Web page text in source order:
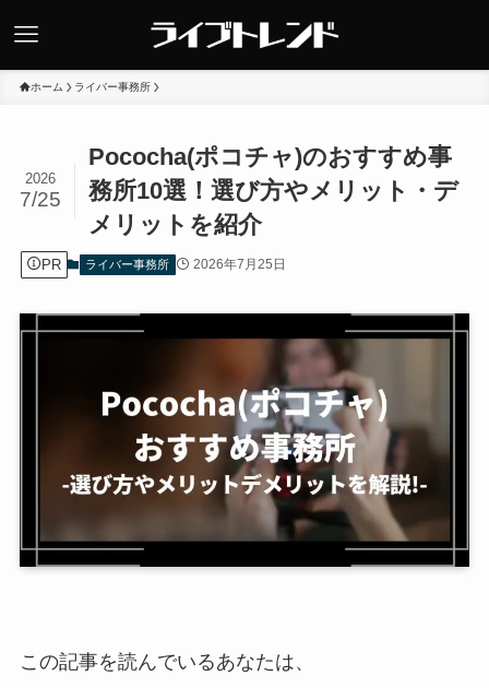
ホーム ライバー事務所
Pococha(ポコチャ)のおすすめ事
務所10選！選び方やメリット・デ
メリットを紹介
2026
7/25
PR ライバー事務所 2026年7月25日
この記事を読んでいるあなたは、